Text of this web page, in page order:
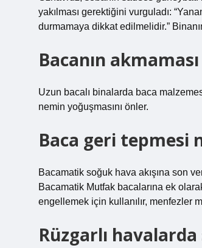
yakılması gerektiğini vurguladı:
durmamaya dikkat edilmelidir.”
Bacanın
Uzun bacalı binalarda baca
nemin yoğuşmasını önler.
Baca geri tepmesi
Bacamatik soğuk hava akışına son
Bacamatik Mutfak bacalarına ek
engellemek için kullanılır, menfezler
Rüzgarlı havalarda